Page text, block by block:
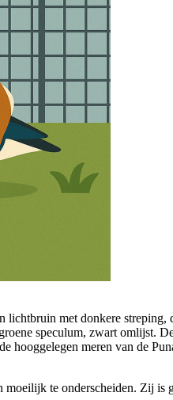
lichtbruin met donkere
speculum, zwart omlijst.
hooggelegen meren van de
te onderscheiden. Zij